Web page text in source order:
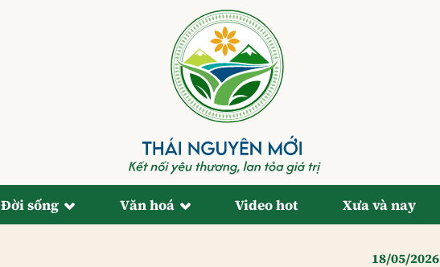
Đời sống Văn hoá Video hot Xưa và nay
18/05/2026